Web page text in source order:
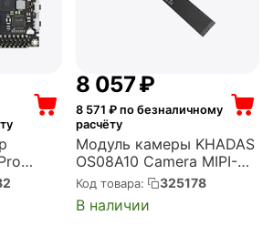
64-bit
P-002)
8 057₽
8 571 ₽ по безналичному
расчёту
Модуль камеры KHADAS
OS08A10 Camera MIPI-
CSI, 4 lane OS08A10 8MP
HDR Camera, (K-CM-002)
Код товара: 325178
В наличии